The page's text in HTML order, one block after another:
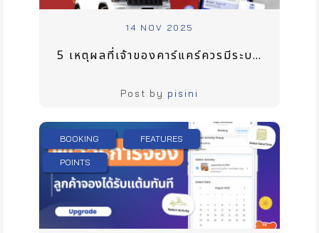
14 NOV 2025
5 เหตุผลที่เจ้าของคาร์แคร์ควรมีระบบสมาชิก
Post by pisini
BOOKING FEATURES
POINTS